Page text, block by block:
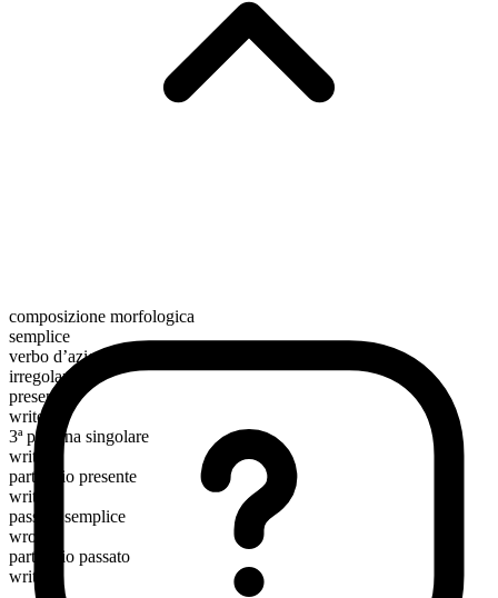
composizione morfologica
semplice
verbo d’azione
irregolare
presente
write
3ª persona singolare
writes
participio presente
writing
passato semplice
wrote
participio passato
written